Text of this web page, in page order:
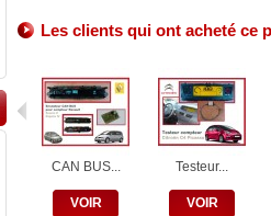
Les clients qui ont acheté ce
CAN BUS...
VOIR
Testeur...
VOIR